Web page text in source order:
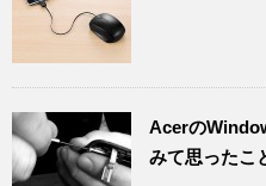
Acerの
みて思ったこ